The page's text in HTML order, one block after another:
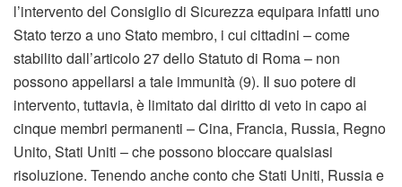
l’intervento del Consiglio di Sicurezza equipara infatti uno
Stato terzo a uno Stato membro, i cui cittadini – come
stabilito dall’articolo 27 dello Statuto di Roma – non
possono appellarsi a tale immunità (9). Il suo potere di
intervento, tuttavia, è limitato dal diritto di veto in capo ai
cinque membri permanenti – Cina, Francia, Russia, Regno
Unito, Stati Uniti – che possono bloccare qualsiasi
risoluzione. Tenendo anche conto che Stati Uniti, Russia e